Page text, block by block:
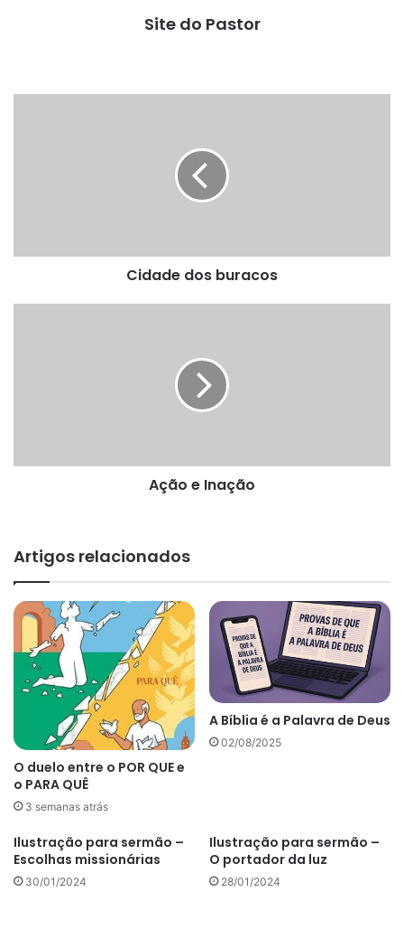
Site do Pastor
Cidade dos buracos
Ação e Inação
Artigos relacionados
O duelo entre o POR QUE e
o PARA QUÊ
3 semanas atrás
A Bíblia é a Palavra de Deus
02/08/2025
Ilustração para sermão –
Escolhas missionárias
30/01/2024
Ilustração para sermão –
O portador da luz
28/01/2024